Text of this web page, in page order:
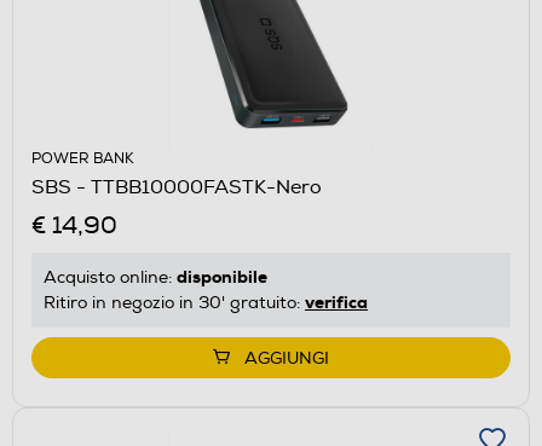
POWER BANK
SBS - TTBB10000FASTK-Nero
€ 14,90
Acquisto online: disponibile
Ritiro in negozio in 30' gratuito: verifica
AGGIUNGI